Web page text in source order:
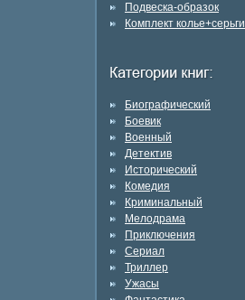
Подвеска-образок
Комплект колье+серьги
Биографический
Боевик
Военный
Детектив
Исторический
Комедия
Криминальный
Мелодрама
Приключения
Сериал
Триллер
Ужасы